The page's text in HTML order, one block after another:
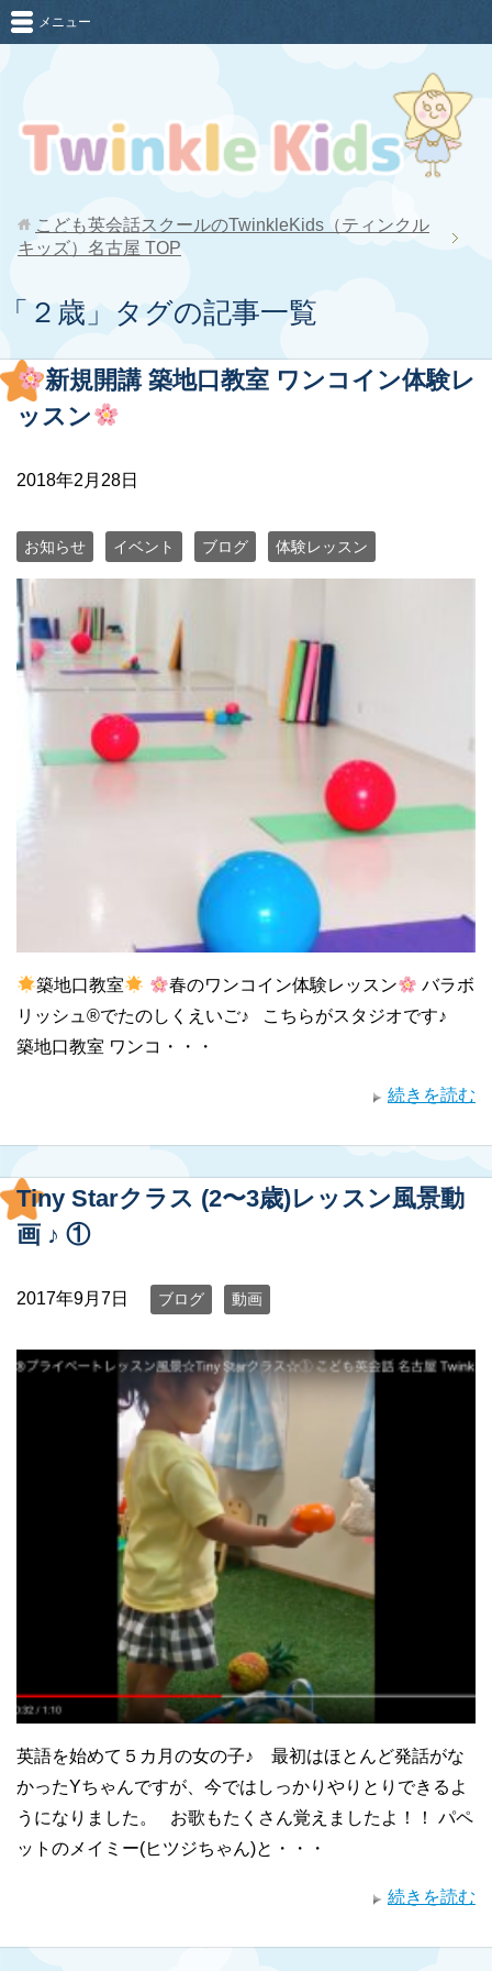
メニュー
こども英会話スクールのTwinkleKids（ティンクル
キッズ）名古屋 TOP
「２歳」タグの記事一覧
新規開講 築地口教室 ワンコイン体験レ
ッスン
2018年2月28日
お知らせ イベント ブログ 体験レッスン
築地口教室 春のワンコイン体験レッスン
バラボ
リッシュ®︎でたのしくえいご♪ こちらがスタジオです♪
築地口教室 ワンコ・・・
続きを読む
Tiny Starクラス (2〜3歳)レッスン風景動
画 ♪ ①
2017年9月7日 ブログ 動画
英語を始めて５カ月の女の子♪ 最初はほとんど発話がな
かったYちゃんですが、今ではしっかりやりとりできるよ
うになりました。 お歌もたくさん覚えましたよ！！ パペ
ットのメイミー(ヒツジちゃん)と・・・
続きを読む